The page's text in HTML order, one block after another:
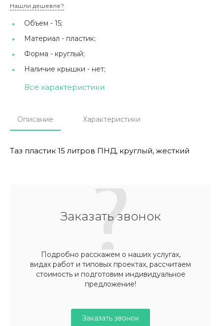
Нашли дешевле?
Объем - 15;
Материал - пластик;
Форма - круглый;
Наличие крышки - нет;
Все характеристики
Описание Характеристики
Таз пластик 15 литров ПНД, круглый, жесткий
Заказать звонок
Подробно расскажем о наших услугах,
видах работ и типовых проектах, рассчитаем
стоимость и подготовим индивидуальное
предложение!
Заказать звонок